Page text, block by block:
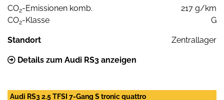
CO2-Emissionen komb.
217 g/km
CO2-Klasse G
Standort Zentrallager
Details zum Audi RS3 anzeigen
Audi RS3 2.5 TFSI 7-Gang S tronic quattro